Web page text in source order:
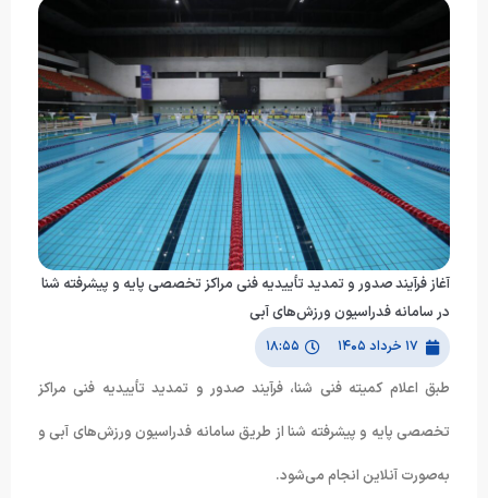
آغاز فرآیند صدور و تمدید تأییدیه فنی مراکز تخصصی پایه و پیشرفته شنا
در سامانه فدراسیون ورزش‌های آبی
۱۷ خرداد ۱۴۰۵ ۱۸:۵۵
طبق اعلام کمیته فنی شنا، فرآیند صدور و تمدید تأییدیه فنی مراکز
تخصصی پایه و پیشرفته شنا از طریق سامانه فدراسیون ورزش‌های آبی و
به‌صورت آنلاین انجام می‌شود.